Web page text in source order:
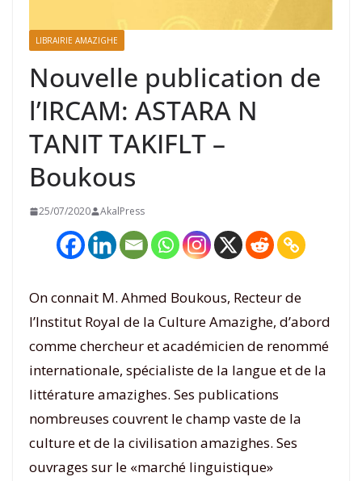
LIBRAIRIE AMAZIGHE
Nouvelle publication de
l’IRCAM: ASTARA N
TANIT TAKIFLT –
Boukous
25/07/2020 AkalPress
On connait M. Ahmed Boukous, Recteur de
l’Institut Royal de la Culture Amazighe, d’abord
comme chercheur et académicien de renommé
internationale, spécialiste de la langue et de la
littérature amazighes. Ses publications
nombreuses couvrent le champ vaste de la
culture et de la civilisation amazighes. Ses
ouvrages sur le «marché linguistique»